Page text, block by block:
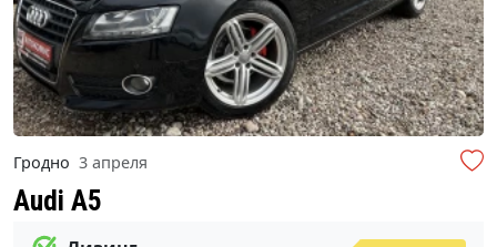
Гродно 3 апреля
Audi A5